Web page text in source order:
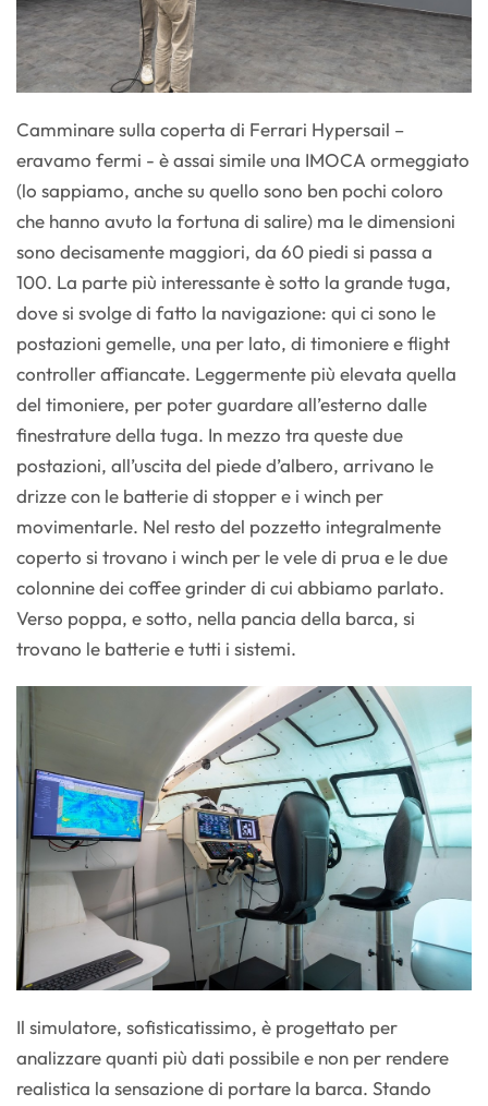
Camminare sulla coperta di Ferrari Hypersail –
eravamo fermi - è assai simile una IMOCA ormeggiato
(lo sappiamo, anche su quello sono ben pochi coloro
che hanno avuto la fortuna di salire) ma le dimensioni
sono decisamente maggiori, da 60 piedi si passa a
100. La parte più interessante è sotto la grande tuga,
dove si svolge di fatto la navigazione: qui ci sono le
postazioni gemelle, una per lato, di timoniere e flight
controller affiancate. Leggermente più elevata quella
del timoniere, per poter guardare all’esterno dalle
finestrature della tuga. In mezzo tra queste due
postazioni, all’uscita del piede d’albero, arrivano le
drizze con le batterie di stopper e i winch per
movimentarle. Nel resto del pozzetto integralmente
coperto si trovano i winch per le vele di prua e le due
colonnine dei coffee grinder di cui abbiamo parlato.
Verso poppa, e sotto, nella pancia della barca, si
trovano le batterie e tutti i sistemi.
Il simulatore, sofisticatissimo, è progettato per
analizzare quanti più dati possibile e non per rendere
realistica la sensazione di portare la barca. Stando